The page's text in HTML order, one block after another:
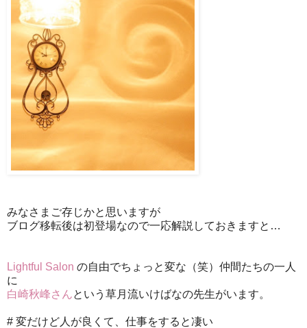
みなさまご存じかと思いますが
ブログ移転後は初登場なので一応解説しておきますと…
Lightful Salon の自由でちょっと変な（笑）仲間たちの一人
に
白崎秋峰さんという草月流いけばなの先生がいます。
# 変だけど人が良くて、仕事をすると凄い